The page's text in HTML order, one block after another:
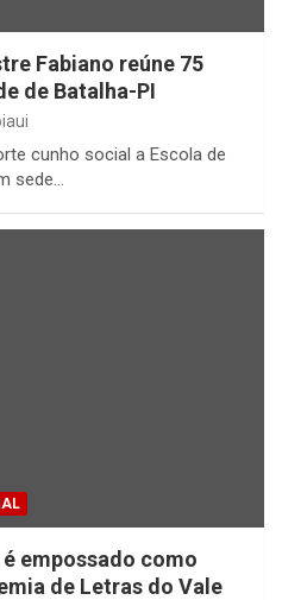
Fabiano reúne 75
de Batalha-PI
cunho social a Escola de
sede…
empossado como
de Letras do Vale